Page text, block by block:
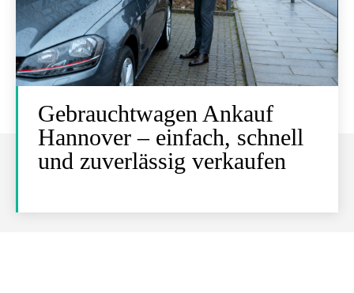
Gebrauchtwagen Ankauf
Hannover – einfach, schnell
und zuverlässig verkaufen